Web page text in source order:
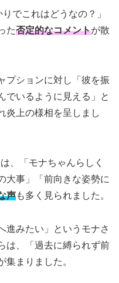
でこれはどうなの？」
た否定的なコメントが散
プションに対し「彼を振
でいるように見える」と
炎上の様相を呈しまし
、「モナちゃんらしく
大事」「前向きな姿勢に
声も多く見られました。
進みたい」というモナさ
は、「過去に縛られず前
集まりました。